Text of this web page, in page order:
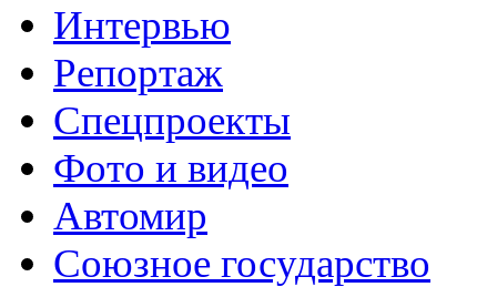
Интервью
Репортаж
Спецпроекты
Фото и видео
Автомир
Союзное государство